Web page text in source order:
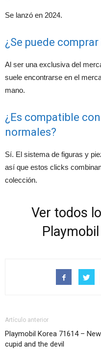
Se lanzó en 2024.
¿Se puede
Al ser una exclusiva del
suele encontrarse en el
mano.
¿Es compatible
normales?
Sí. El sistema de figuras y
así que estos clicks
colección.
Ver todos
Artículo anterior
Playmobil Korea 71614 – New
cupid and the devil